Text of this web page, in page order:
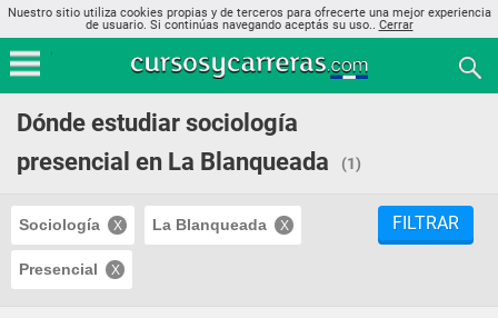
Nuestro sitio utiliza cookies propias y de terceros para ofrecerte una mejor experiencia
de usuario. Si continúas navegando aceptás su uso.. Cerrar
Dónde estudiar sociología
presencial en La Blanqueada
(1)
Sociología La Blanqueada
Presencial
FILTRAR